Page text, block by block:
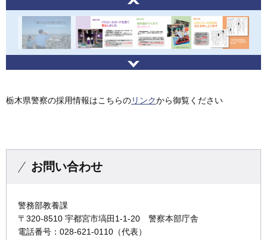
栃木県警察の採用情報はこちらのリンクから御覧ください
お問い合わせ
警務部教養課
〒320-8510 宇都宮市塙田1-1-20 警察本部庁舎
電話番号：028-621-0110（代表）